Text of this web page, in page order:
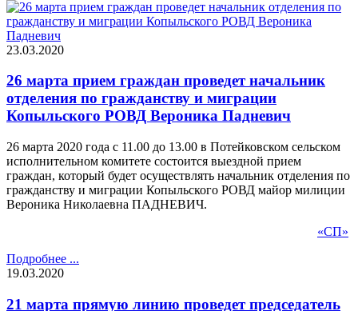
23.03.2020
26 марта прием граждан проведет начальник
отделения по гражданству и миграции
Копыльского РОВД Вероника Падневич
26 марта 2020 года с 11.00 до 13.00 в Потейковском сельском
исполнительном комитете состоится выездной прием
граждан, который будет осуществлять начальник отделения по
гражданству и миграции Копыльского РОВД майор милиции
Вероника Николаевна ПАДНЕВИЧ.
«СП»
Подробнее ...
19.03.2020
21 марта прямую линию проведет председатель